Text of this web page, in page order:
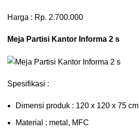
Harga : Rp. 2.700.000
Meja Partisi Kantor Informa 2 s
Spesifikasi :
Dimensi produk : 120 x 120 x 75 сm
Mаtеrіаl : metal, MFC